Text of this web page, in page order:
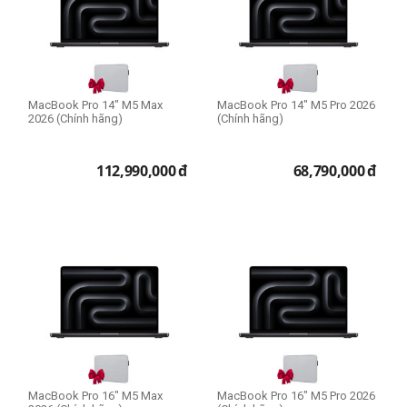
Khay đọc thẻ microSD
Khay đọc thẻ SD
Mini DisplayPort 4K
RJ45
USB-A 3.0
USB-C
Phiên bản 16GB
Phiên bản 64GB
Phiên bản 128GB
Phiên bản 512GB
MacBook Pro 14" M5 Max
2026 (Chính hãng)
112,990,000đ
MacBook Pro 14" M5 Pro 2026
(Chính hãng)
68,790,000đ
MacBook Pro 16" M5 Max
MacBook Pro 16" M5 Pro 2026